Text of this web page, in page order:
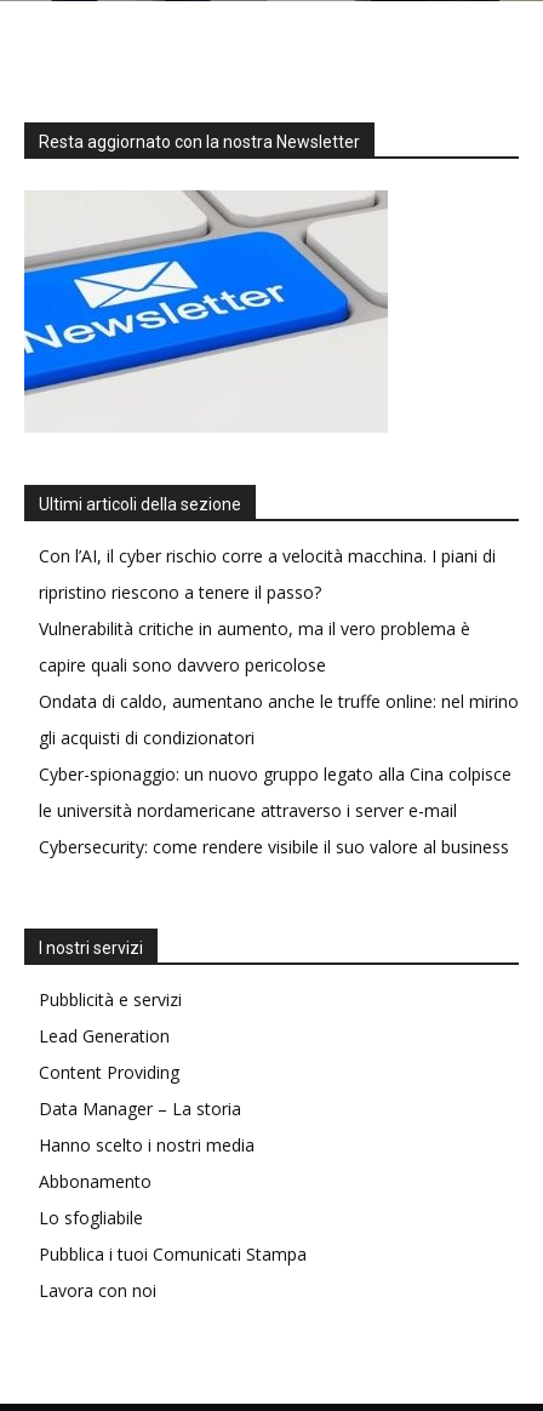
Resta aggiornato con la nostra Newsletter
Ultimi articoli della sezione
Con l’AI, il cyber rischio corre a velocità macchina. I piani di
ripristino riescono a tenere il passo?
Vulnerabilità critiche in aumento, ma il vero problema è
capire quali sono davvero pericolose
Ondata di caldo, aumentano anche le truffe online: nel mirino
gli acquisti di condizionatori
Cyber-spionaggio: un nuovo gruppo legato alla Cina colpisce
le università nordamericane attraverso i server e-mail
Cybersecurity: come rendere visibile il suo valore al business
I nostri servizi
Pubblicità e servizi
Lead Generation
Content Providing
Data Manager – La storia
Hanno scelto i nostri media
Abbonamento
Lo sfogliabile
Pubblica i tuoi Comunicati Stampa
Lavora con noi